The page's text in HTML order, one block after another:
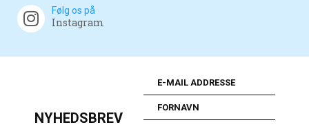
Følg os på
Instagram
NYHEDSBREV